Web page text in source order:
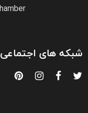
شبکه های اجتماعی